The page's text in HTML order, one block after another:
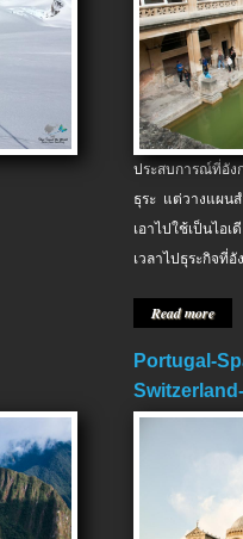
ประสบการณ์ที่อัง
ธุระ แต่วางแผน
เอาไปใช้เป็นไอ
เวลาไปธุระกิจที่อั
Read more
Portugal-